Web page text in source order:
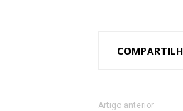
Artigo anterior